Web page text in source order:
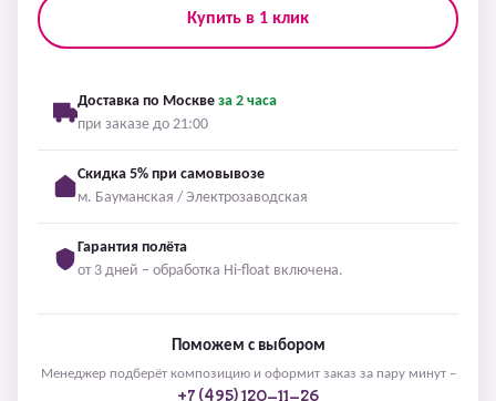
Купить в 1 клик
Доставка по Москве за 2 часа
при заказе до 21:00
Скидка 5% при самовывозе
м. Бауманская / Электрозаводская
Гарантия полёта
от 3 дней – обработка Hi-float включена.
Поможем с выбором
Менеджер подберёт композицию и оформит заказ за пару минут –
+7 (495) 120-11-26